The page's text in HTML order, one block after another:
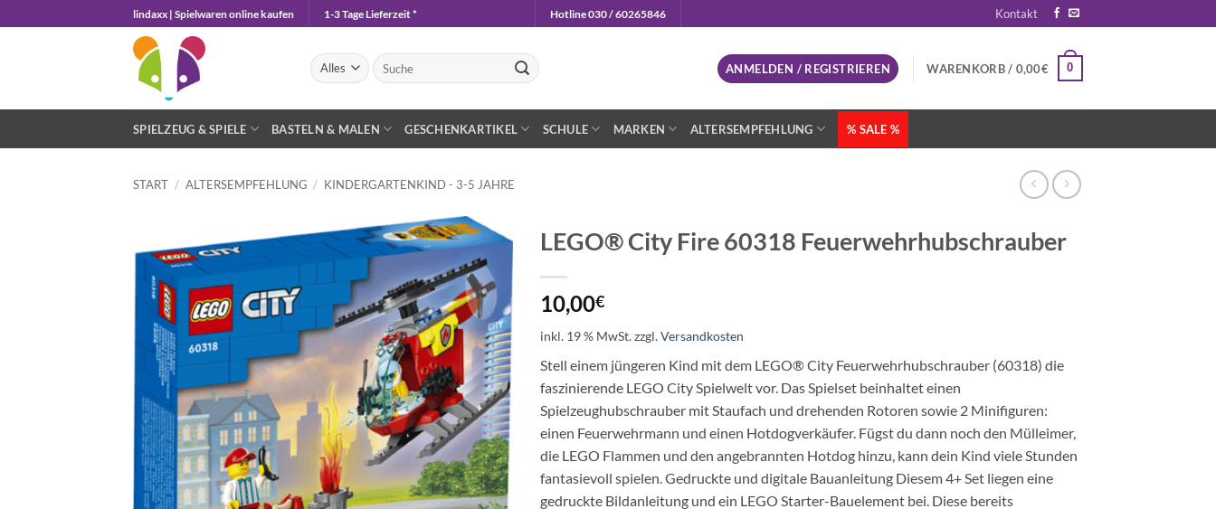
Inhalt
lindaxx | Spielwaren online kaufen 1-3 Tage Lieferzeit * Hotline 030 / 60265846 Kontakt
Suchen
nach:
ANMELDEN / REGISTRIEREN WARENKORB / 0,00€ 0
SPIELZEUG & SPIELE BASTELN & MALEN GESCHENKARTIKEL SCHULE MARKEN ALTERSEMPFEHLUNG % SALE %
START / ALTERSEMPFEHLUNG / KINDERGARTENKIND - 3-5 JAHRE
Auf die
Wunschliste
LEGO® City Fire 60318 Feuerwehrhubschrauber
10,00€
inkl. 19 % MwSt.zzgl.Versandkosten
Stell einem jüngeren Kind mit dem LEGO® City Feuerwehrhubschrauber (60318) die
faszinierende LEGO City Spielwelt vor. Das Spielset beinhaltet einen
Spielzeughubschrauber mit Staufach und drehenden Rotoren sowie 2 Minifiguren:
einen Feuerwehrmann und einen Hotdogverkäufer. Fügst du dann noch den Mülleimer,
die LEGO Flammen und den angebrannten Hotdog hinzu, kann dein Kind viele Stunden
fantasievoll spielen. Gedruckte und digitale Bauanleitung Diesem 4+ Set liegen eine
gedruckte Bildanleitung und ein LEGO Starter-Bauelement bei. Diese bereits